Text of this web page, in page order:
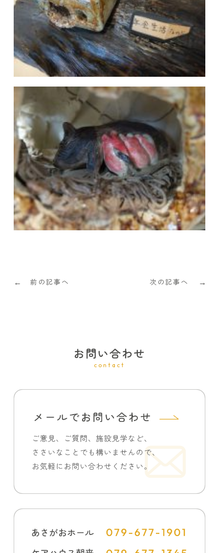
← 前の記事へ 次の記事へ →
お問い合わせ
contact